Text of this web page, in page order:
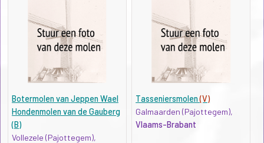
Botermolen van Jeppen Wael
Hondenmolen van de Gauberg
(B)
Vollezele (Pajottegem),
Tasseniersmolen(V)
Galmaarden (Pajottegem),
Vlaams-Brabant